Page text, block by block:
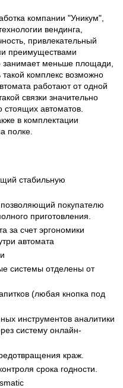
компании "Уникум",
вендинга,
привлекательный
преимуществами
занимает меньше площади,
комплекс возможно
работают от одной
связки значительно
стоящих автоматов.
в комплектации
полке.
стабильную
покупателю
приготовления.
за счет эргономики
автомата
системы отделены от
(любая кнопка под
инструментов аналитики
систему онлайн-
краж.
срока годности.